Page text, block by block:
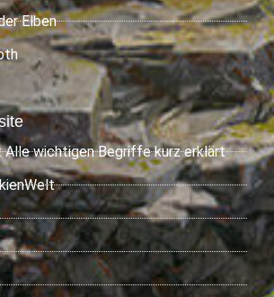
Elben
Alle wichtigen Begriffe kurz erklärt